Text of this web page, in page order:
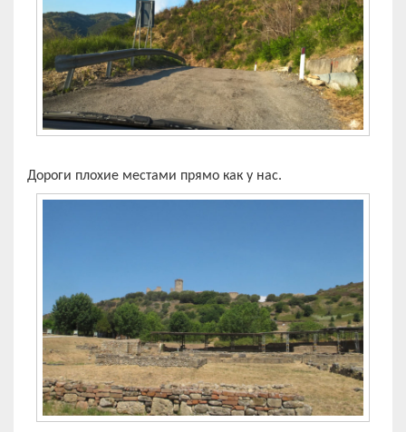
Дороги плохие местами прямо как у нас.